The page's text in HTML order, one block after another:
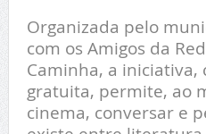
Organizada pelo
com os Amigos da
Caminha, a iniciativa,
gratuita, permite, ao
cinema, conversar e